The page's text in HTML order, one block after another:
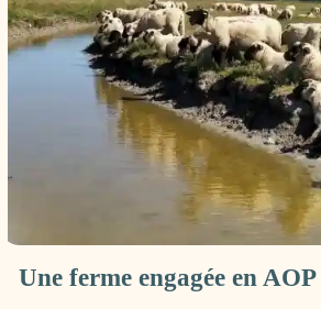
Une ferme engagée en AOP